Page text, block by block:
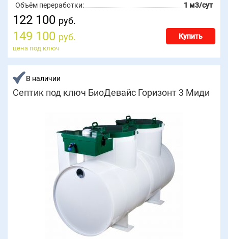
Объём переработки:
1 м3/сут
122 100 руб.
149 100 руб. Купить
цена под ключ
В наличии
Септик под ключ БиоДевайс Горизонт 3 Миди